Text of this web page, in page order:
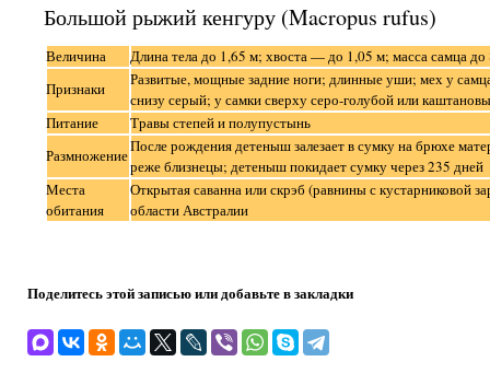
Большой рыжий кенгуру (Macropus rufus)
Величина
Длина тела до 1,65 м; хвоста — до 1,05 м; масса самца
Признаки
Развитые, мощные задние ноги; длинные уши; мех у
снизу серый; у самки сверху серо-голубой или
Питание
Травы степей и полупустынь
РазмножениеПосле рождения детеныш залезает в сумку на брюхе
реже близнецы; детеныш покидает сумку через 235 дней
Места
обитания
Открытая саванна или скрэб (равнины с кустарниковой
области Австралии
Поделитесь этой записью или добавьте в закладки